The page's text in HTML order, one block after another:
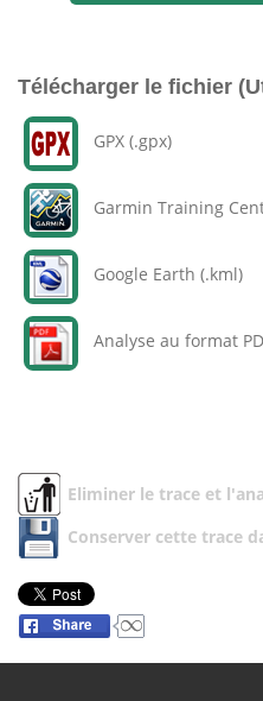
Télécharger le fichier
GPX (.gpx)
Garmin Training
Google Earth (.kml)
Analyse au format
Eliminer le trace et
Conserver cette trace